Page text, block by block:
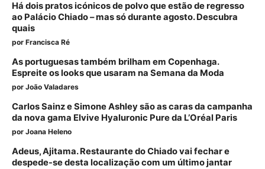
Há dois pratos icónicos de polvo que estão de regresso
ao Palácio Chiado – mas só durante agosto. Descubra
quais
por Francisca Ré
As portuguesas também brilham em Copenhaga.
Espreite os looks que usaram na Semana da Moda
por João Valadares
Carlos Sainz e Simone Ashley são as caras da campanha
da nova gama Elvive Hyaluronic Pure da L’Oréal Paris
por Joana Heleno
Adeus, Ajitama. Restaurante do Chiado vai fechar e
despede-se desta localização com um último jantar